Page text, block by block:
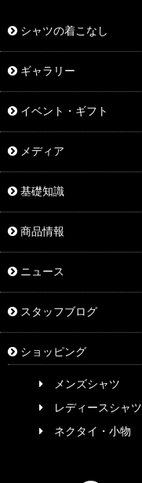
シャツの着こなし
ギャラリー
イベント・ギフト
メディア
基礎知識
商品情報
ニュース
スタッフブログ
ショッピング
メンズシャツ
レディースシャツ
ネクタイ・小物